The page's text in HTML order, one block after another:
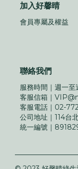
加入好馨晴
會員專屬及權益
聯絡我們
服務時間｜ 週一至
客服信箱｜
客服電話｜ 02-
公司地址｜ 114台
統一編號｜